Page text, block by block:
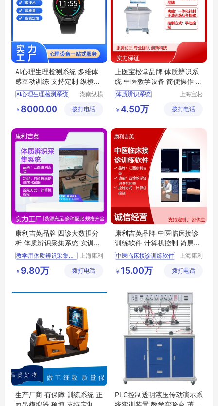
AI心理生理检测系统 多维体
感互动训练 支持定制 纵横捭
阖
AI心理生理检测系统
智能情绪识别分析系统
积极情绪训练系统
湖南纵横
设备有限
￥ 8000.00 拨打电话
上医宝松堂品牌 体质辨识系
统 中医教学设备 简便操作 培
训考核必备
体质辨识系统
教学用体质辨识系统
上海宝松
技有限公
￥ 4.50万 拨打电话
康利吉英品牌 四诊大数据分
析 体质辨识采集系统 实训室
必备 简便操作
教学用体质辨识采集系统
培训考核用体质辨识采集系统
体质辨识采集系统
上海康利
科技有限
￥ 9.80万 拨打电话
康利吉英品牌 中医临床接诊
训练软件 计算机控制 简易操
作 全国可售
中医临床接诊训练软件
教学用中医临床接诊训练软件
培训考核用中医临床接诊训练软件
上海康利
科技有限
￥ 15.00万 拨打电话
生产厂商 有保障 训练系统 正
面吊模拟器 硕博 支持定制
PLC控制透明液压传动演示系
统实训装置 教学实验台 茂育